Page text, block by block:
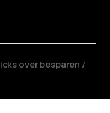
over besparen /